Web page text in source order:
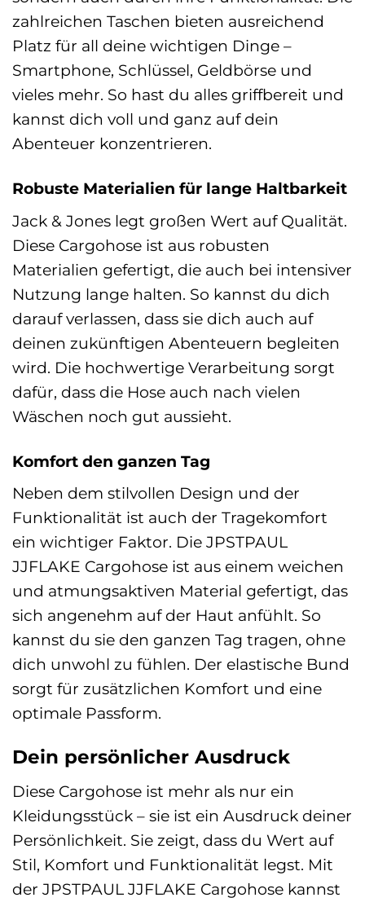
zahlreichen Taschen bieten ausreichend
Platz für all deine wichtigen Dinge –
Smartphone, Schlüssel, Geldbörse und
vieles mehr. So hast du alles griffbereit und
kannst dich voll und ganz auf dein
Abenteuer konzentrieren.
Robuste Materialien für lange Haltbarkeit
Jack & Jones legt großen Wert auf Qualität.
Diese Cargohose ist aus robusten
Materialien gefertigt, die auch bei intensiver
Nutzung lange halten. So kannst du dich
darauf verlassen, dass sie dich auch auf
deinen zukünftigen Abenteuern begleiten
wird. Die hochwertige Verarbeitung sorgt
dafür, dass die Hose auch nach vielen
Wäschen noch gut aussieht.
Komfort den ganzen Tag
Neben dem stilvollen Design und der
Funktionalität ist auch der Tragekomfort
ein wichtiger Faktor. Die JPSTPAUL
JJFLAKE Cargohose ist aus einem weichen
und atmungsaktiven Material gefertigt, das
sich angenehm auf der Haut anfühlt. So
kannst du sie den ganzen Tag tragen, ohne
dich unwohl zu fühlen. Der elastische Bund
sorgt für zusätzlichen Komfort und eine
optimale Passform.
Dein persönlicher Ausdruck
Diese Cargohose ist mehr als nur ein
Kleidungsstück – sie ist ein Ausdruck deiner
Persönlichkeit. Sie zeigt, dass du Wert auf
Stil, Komfort und Funktionalität legst. Mit
der JPSTPAUL JJFLAKE Cargohose kannst